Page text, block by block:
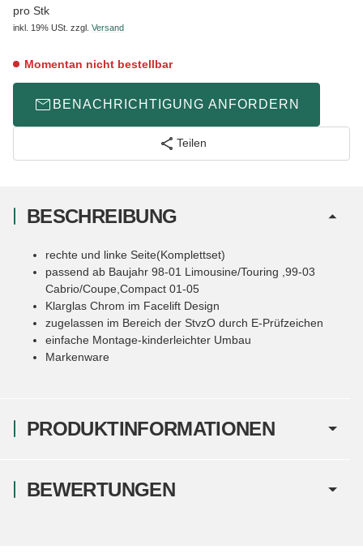
pro Stk
inkl. 19% USt. zzgl. Versand
Momentan nicht bestellbar
BENACHRICHTIGUNG ANFORDERN
Teilen
PRODUKTINFORMATIONEN
BESCHREIBUNG
rechte und linke Seite(Komplettset)
passend ab Baujahr 98-01 Limousine/Touring ,99-03
Cabrio/Coupe,Compact 01-05
Klarglas Chrom im Facelift Design
zugelassen im Bereich der StvzO durch E-Prüfzeichen
einfache Montage-kinderleichter Umbau
Markenware
BEWERTUNGEN